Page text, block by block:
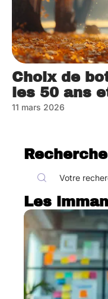
Choix de
les 50 ans
11 mars 2026
Recherche
Les